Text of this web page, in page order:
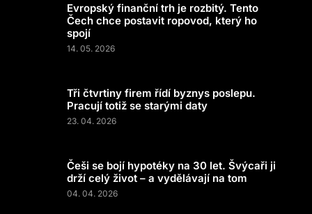
Evropský finanční trh je rozbitý. Tento
Čech chce postavit ropovod, který ho
spojí
14. 05. 2026
Tři čtvrtiny firem řídí byznys poslepu.
Pracují totiž se starými daty
23. 04. 2026
Češi se bojí hypotéky na 30 let. Švýcaři ji
drží celý život – a vydělávají na tom
04. 04. 2026